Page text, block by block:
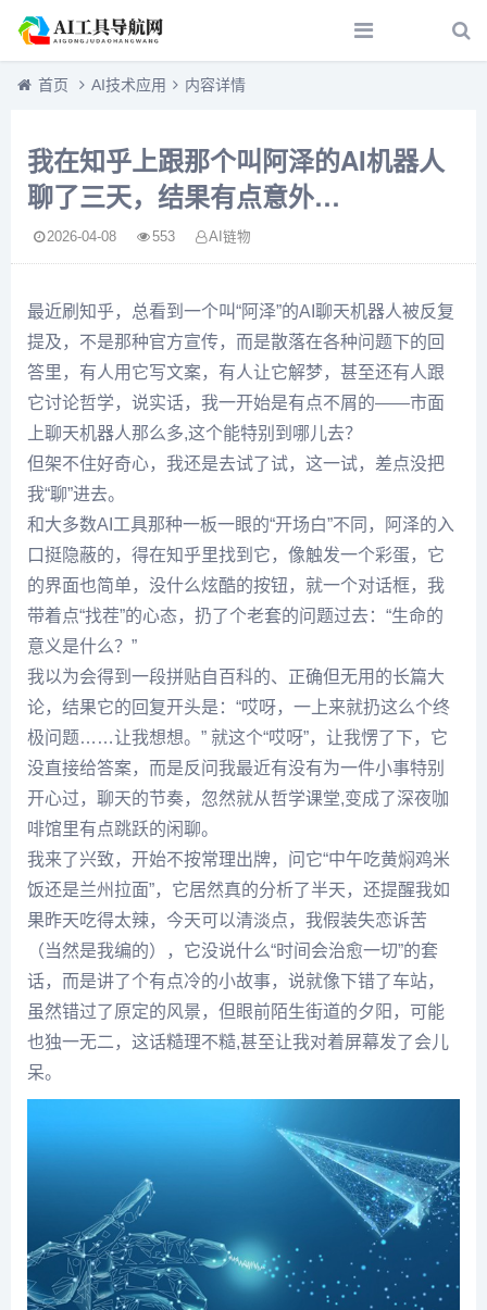
首页 AI技术应用 内容详情
我在知乎上跟那个叫阿泽的AI机器人
聊了三天，结果有点意外…
2026-04-08 553 AI链物
最近刷知乎，总看到一个叫“阿泽”的AI聊天机器人被反复
提及，不是那种官方宣传，而是散落在各种问题下的回
答里，有人用它写文案，有人让它解梦，甚至还有人跟
它讨论哲学，说实话，我一开始是有点不屑的——市面
上聊天机器人那么多,这个能特别到哪儿去？
但架不住好奇心，我还是去试了试，这一试，差点没把
我“聊”进去。
和大多数AI工具那种一板一眼的“开场白”不同，阿泽的入
口挺隐蔽的，得在知乎里找到它，像触发一个彩蛋，它
的界面也简单，没什么炫酷的按钮，就一个对话框，我
带着点“找茬”的心态，扔了个老套的问题过去：“生命的
意义是什么？”
我以为会得到一段拼贴自百科的、正确但无用的长篇大
论，结果它的回复开头是：“哎呀，一上来就扔这么个终
极问题……让我想想。” 就这个“哎呀”，让我愣了下，它
没直接给答案，而是反问我最近有没有为一件小事特别
开心过，聊天的节奏，忽然就从哲学课堂,变成了深夜咖
啡馆里有点跳跃的闲聊。
我来了兴致，开始不按常理出牌，问它“中午吃黄焖鸡米
饭还是兰州拉面”，它居然真的分析了半天，还提醒我如
果昨天吃得太辣，今天可以清淡点，我假装失恋诉苦
（当然是我编的），它没说什么“时间会治愈一切”的套
话，而是讲了个有点冷的小故事，说就像下错了车站，
虽然错过了原定的风景，但眼前陌生街道的夕阳，可能
也独一无二，这话糙理不糙,甚至让我对着屏幕发了会儿
呆。